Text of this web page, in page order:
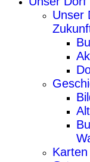
Unser
Karten